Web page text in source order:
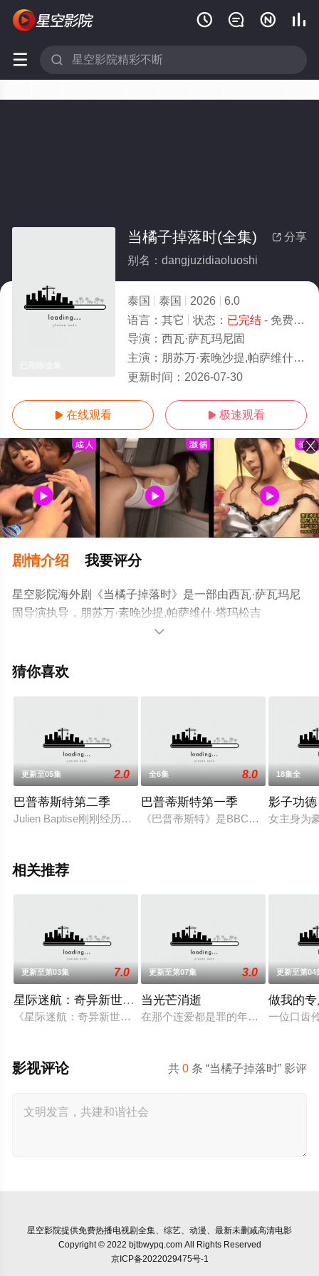
   
 
 分享
当橘子掉落时(全集)
别名：dangjuzidiaoluoshi
泰国 泰国 2026
6.0
语言： 其它 状态： 已完结- 免费在线观看
导演： 西瓦·萨瓦玛尼固
主演： 朋苏万·素晚沙提,帕萨维什·塔玛松吉迪,Ken,Kanthee,Limpitkranon,塔南·罗哈瓦塔那库
更新时间： 2026-07-30
 在线观看  极速观看
剧情介绍 我要评分
星空影院海外剧《当橘子掉落时》是一部由西瓦·萨瓦玛尼
固导演执导，朋苏万·素晚沙提,帕萨维什·塔玛松吉
迪,Ken,Kanthee,Limpitkranon,塔南·罗哈瓦塔那库等演员精
机免费观看高清无删减完整版电视剧全集就上星空影视，

猜你喜欢
更新至05集 2.0
巴普蒂斯特第二季
Julien Baptise刚刚经历了可怕的个人悲剧，他寻找可以让自己
全6集 8.0
巴普蒂斯特第一季
《巴普蒂斯特》是BBC剧集《失踪
18集全
影子功德
女主身为
相关推荐
更新至第03集 7.0
星际迷航：奇异新世界第四季
《星际迷航：奇异新世界》已续订第四季。
更新至第07集 3.0
当光芒消逝
在那个连爱都是罪的年代，他们选择
更新至第04
做我的
一位口齿
共0 条 “当橘子掉落时” 影评
影视评论
星空影院提供免费热播电视剧全集、综艺、动漫、最新未删减高清电影
Copyright © 2022 bjtbwypq.com All Rights Reserved
京ICP备2022029475号-1